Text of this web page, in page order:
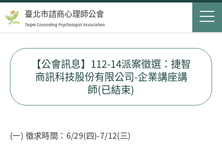
最新消息
會員服務
民眾服務
聯絡我們
Jump to Navigation
Jump to Main content
【公會訊息】112-14派案徵選：捷智
商訊科技股份有限公司-企業講座講
師(已結束)
(一) 徵求時間：6/29(四)-7/12(三)
臺北市諮商心理師公會
Taipei Counseling Psychologist Association